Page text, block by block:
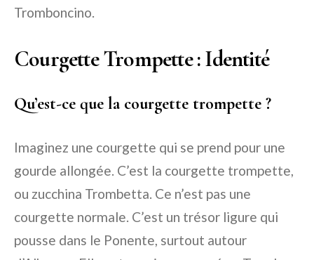
Tromboncino.
Courgette Trompette : Identité
Qu’est-ce que la courgette trompette ?
Imaginez une courgette qui se prend pour une
gourde allongée. C’est la courgette trompette,
ou zucchina Trombetta. Ce n’est pas une
courgette normale. C’est un trésor ligure qui
pousse dans le Ponente, surtout autour